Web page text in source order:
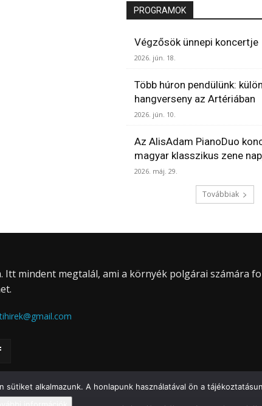
PROGRAMOK
Végzősök ünnepi koncertje
2026. jún. 18.
Több húron pendülünk:
hangverseny az Artériában
2026. jún. 10.
Az AlisAdam PianoDuo
magyar klasszikus zene
2026. máj. 29.
Továbbiak
mindent megtalál, ami a környék polgárai számára
alkalmazunk. A honlapunk használatával ön a